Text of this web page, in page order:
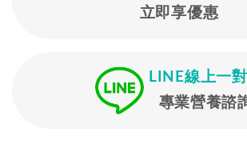
立即享優惠
LINE線上一
專業營養諮